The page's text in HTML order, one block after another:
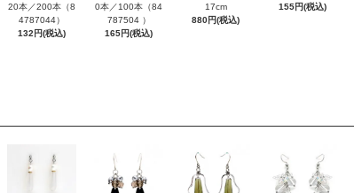
20本／200本（8
4787044）
132円(税込)
0本／100本（84
787504 ）
165円(税込)
17cm
880円(税込)
155円(税込)